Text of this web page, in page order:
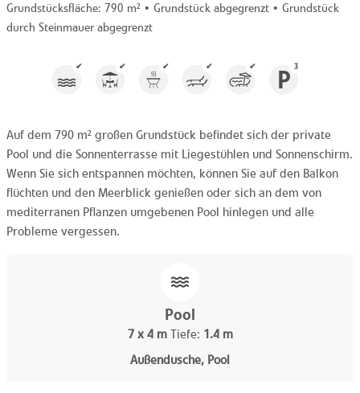
Grundstücksfläche: 790 m² • Grundstück abgegrenzt • Grundstück
durch Steinmauer abgegrenzt
✔ ✔ ✔ ✔ ✔ 3
Auf dem 790 m² großen Grundstück befindet sich der private
Pool und die Sonnenterrasse mit Liegestühlen und Sonnenschirm.
Wenn Sie sich entspannen möchten, können Sie auf den Balkon
flüchten und den Meerblick genießen oder sich an dem von
mediterranen Pflanzen umgebenen Pool hinlegen und alle
Probleme vergessen.
Pool
7 x 4 m Tiefe: 1.4 m
Außendusche, Pool